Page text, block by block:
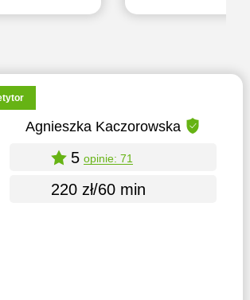
wiem, jak
każdy
temat na
łatwe do
łączyć solidne
praktycznym,
zrozumiałym
Agnieszka Kaczorowska
5 opinie: 71
220 zł/60 min